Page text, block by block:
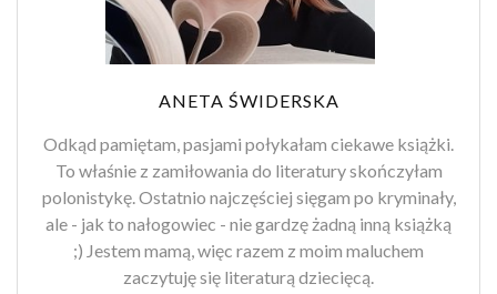
ANETA ŚWIDERSKA
Odkąd pamiętam, pasjami połykałam ciekawe książki.
To właśnie z zamiłowania do literatury skończyłam
polonistykę. Ostatnio najczęściej sięgam po kryminały,
ale - jak to nałogowiec - nie gardzę żadną inną książką
;) Jestem mamą, więc razem z moim maluchem
zaczytuję się literaturą dziecięcą.